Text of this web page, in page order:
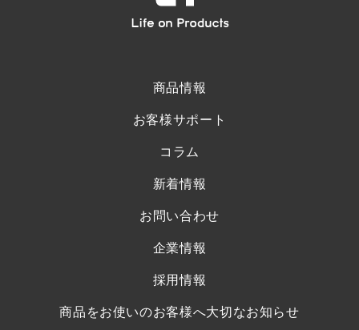
商品情報
お客様サポート
コラム
新着情報
お問い合わせ
企業情報
採用情報
商品をお使いのお客様へ大切なお知らせ